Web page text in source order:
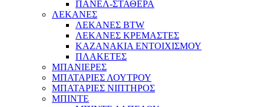
ΠΑΝΕΛ-ΣΤΑΘΕΡΑ
ΛΕΚΑΝΕΣ
ΛΕΚΑΝΕΣ BTW
ΛΕΚΑΝΕΣ ΚΡΕΜΑΣΤΕΣ
ΚΑΖΑΝΑΚΙΑ ΕΝΤΟΙΧΙΣΜΟΥ
ΠΛΑΚΕΤΕΣ
ΜΠΑΝΙΕΡΕΣ
ΜΠΑΤΑΡΙΕΣ ΛΟΥΤΡΟΥ
ΜΠΑΤΑΡΙΕΣ ΝΙΠΤΗΡΟΣ
ΜΠΙΝΤΕ